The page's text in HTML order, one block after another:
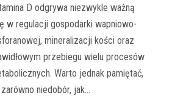
D odgrywa niezwykle ważną
w regulacji gospodarki wapniowo-
mineralizacji kości oraz
przebiegu wielu procesów
Warto jednak pamiętać,
niedobór, jak…